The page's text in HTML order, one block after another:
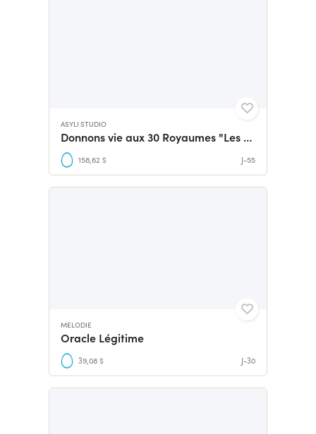
ASYLI STUDIO
Donnons vie aux 30 Royaumes "Les secrets du passé"
158,62 $ J-55
MELODIE
Oracle Légitime
39,08 $ J-30